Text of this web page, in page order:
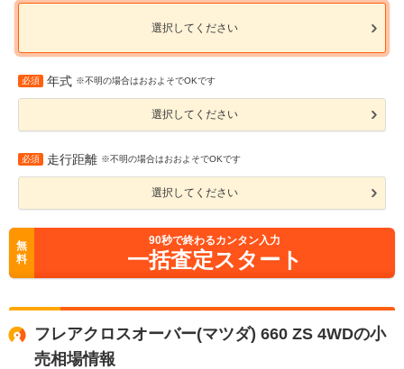
選択してください
必須 年式 ※不明の場合はおおよそでOKです
選択してください
必須 走行距離 ※不明の場合はおおよそでOKです
選択してください
無
料
90秒で終わるカンタン入力
一括査定スタート
フレアクロスオーバー(マツダ) 660 ZS 4WDの小
売相場情報